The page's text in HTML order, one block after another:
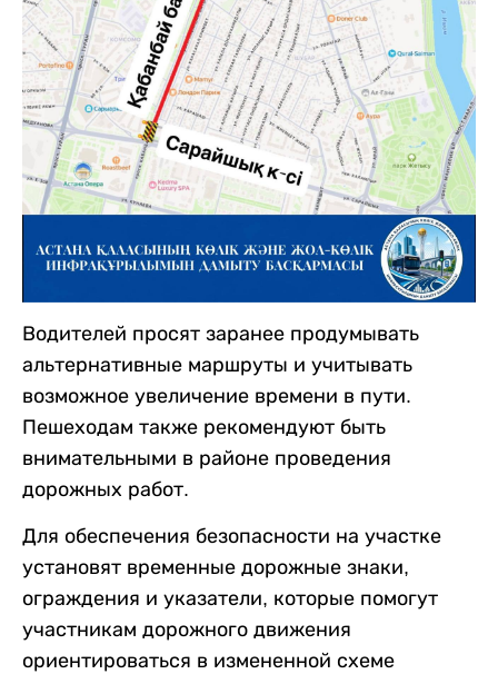
Водителей просят заранее продумывать
альтернативные маршруты и учитывать
возможное увеличение времени в пути.
Пешеходам также рекомендуют быть
внимательными в районе проведения
дорожных работ.
Для обеспечения безопасности на участке
установят временные дорожные знаки,
ограждения и указатели, которые помогут
участникам дорожного движения
ориентироваться в измененной схеме